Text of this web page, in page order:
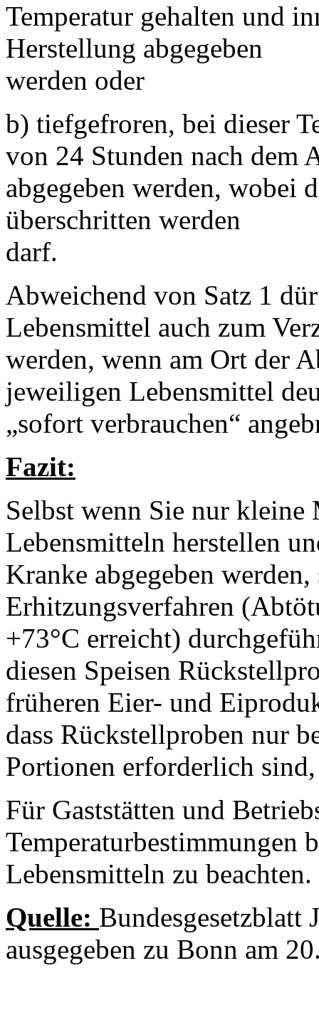
Temperatur gehalten und
Herstellung abgegeben
werden oder
b) tiefgefroren, bei dieser
von 24 Stunden nach dem
abgegeben werden, wobei
überschritten werden
darf.
Abweichend von Satz 1
Lebensmittel auch zum
werden, wenn am Ort der
jeweiligen Lebensmittel
„sofort verbrauchen“
Fazit:
Selbst wenn Sie nur kleine
Lebensmitteln herstellen
Kranke abgegeben
Erhitzungsverfahren
+73°C erreicht)
diesen Speisen
früheren Eier- und
dass Rückstellproben nur
Portionen erforderlich
Für Gaststätten und
Temperaturbestimmungen
Lebensmitteln zu beachten.
Quelle: Bundesgesetzblatt
ausgegeben zu Bonn am